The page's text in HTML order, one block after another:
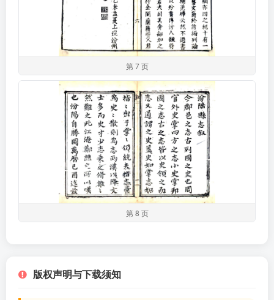
第 7 页
第 8 页
版权声明与下载须知